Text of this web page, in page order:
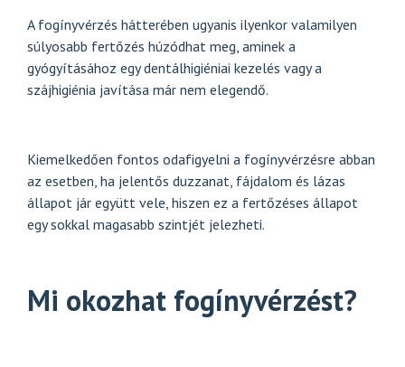
A fogínyvérzés hátterében ugyanis ilyenkor valamilyen
súlyosabb fertőzés húzódhat meg, aminek a
gyógyításához egy dentálhigiéniai kezelés vagy a
szájhigiénia javítása már nem elegendő.
Kiemelkedően fontos odafigyelni a fogínyvérzésre abban
az esetben, ha jelentős duzzanat, fájdalom és lázas
állapot jár együtt vele, hiszen ez a fertőzéses állapot
egy sokkal magasabb szintjét jelezheti.
Mi okozhat fogínyvérzést?